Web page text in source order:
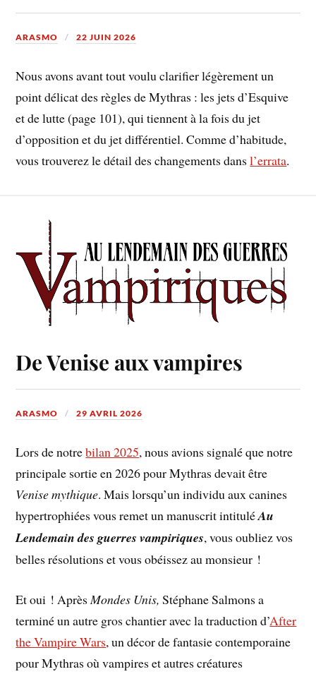
ARASMO 22 JUIN 2026
Nous avons avant tout voulu clarifier légèrement un
point délicat des règles de Mythras : les jets d’Esquive
et de lutte (page 101), qui tiennent à la fois du jet
d’opposition et du jet différentiel. Comme d’habitude,
vous trouverez le détail des changements dansl’errata.
De Venise aux vampires
ARASMO 29 AVRIL 2026
Lors de notrebilan 2025, nous avions signalé que notre
principale sortie en 2026 pour Mythras devait être
Venise mythique. Mais lorsqu’un individu aux canines
hypertrophiées vous remet un manuscrit intituléAu
Lendemain des guerres vampiriques, vous oubliez vos
belles résolutions et vous obéissez au monsieur !
Et oui ! AprèsMondes Unis, Stéphane Salmons a
terminé un autre gros chantier avec la traduction d’After
the Vampire Wars, un décor de fantasie contemporaine
pour Mythras où vampires et autres créatures